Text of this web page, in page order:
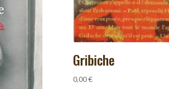
Gribiche
0,00€